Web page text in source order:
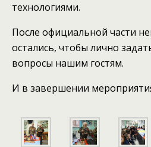
технологиями.
После официальной части
остались, чтобы лично
вопросы нашим гостям.
И в завершении